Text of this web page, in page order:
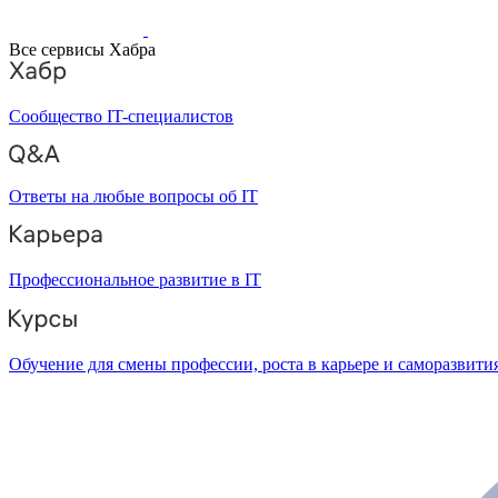
Все сервисы Хабра
Сообщество IT-специалистов
Ответы на любые вопросы об IT
Профессиональное развитие в IT
Обучение для смены профессии, роста в карьере и